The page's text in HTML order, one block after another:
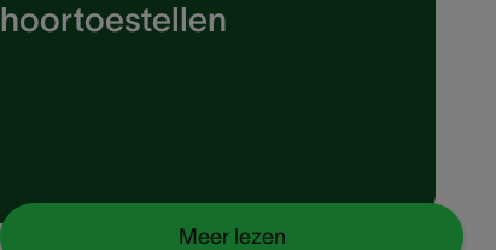
hoortoestellen
Meer lezen